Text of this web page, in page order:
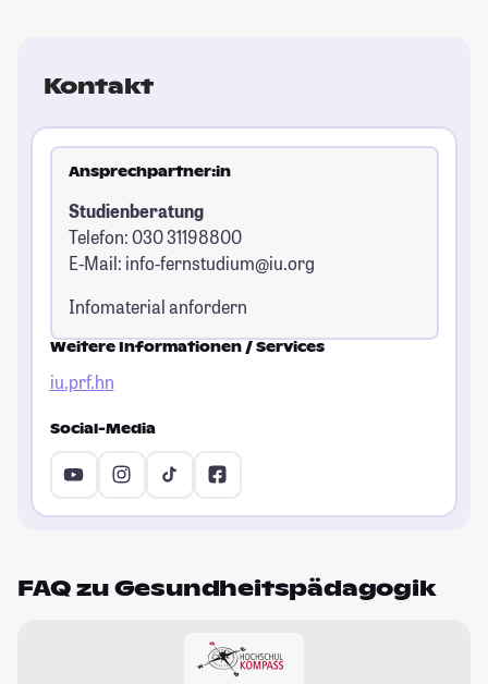
Kontakt
Ansprechpartner:in
Studienberatung
Telefon: 030 31198800
E-Mail: info-fernstudium@iu.org
Infomaterial anfordern
Weitere Informationen / Services
iu.prf.hn
Social-Media
FAQ zu Gesundheitspädagogik